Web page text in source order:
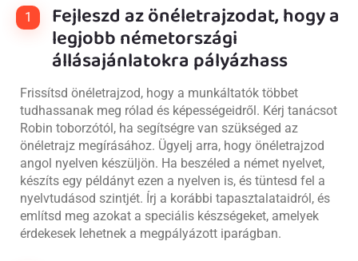
1 Fejleszd az önéletrajzodat, hogy a
legjobb németországi
állásajánlatokra pályázhass
Frissítsd önéletrajzod, hogy a munkáltatók többet
tudhassanak meg rólad és képességeidről. Kérj tanácsot
Robin toborzótól, ha segítségre van szükséged az
önéletrajz megírásához. Ügyelj arra, hogy önéletrajzod
angol nyelven készüljön. Ha beszéled a német nyelvet,
készíts egy példányt ezen a nyelven is, és tüntesd fel a
nyelvtudásod szintjét. Írj a korábbi tapasztalataidról, és
említsd meg azokat a speciális készségeket, amelyek
érdekesek lehetnek a megpályázott iparágban.